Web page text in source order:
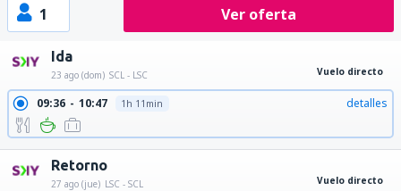
1 Ver oferta
Ida
23 ago (dom) SCL - LSC Vuelo directo
09:36 10:47 1h 11min detalles
Retorno
27 ago (jue) LSC - SCL Vuelo directo